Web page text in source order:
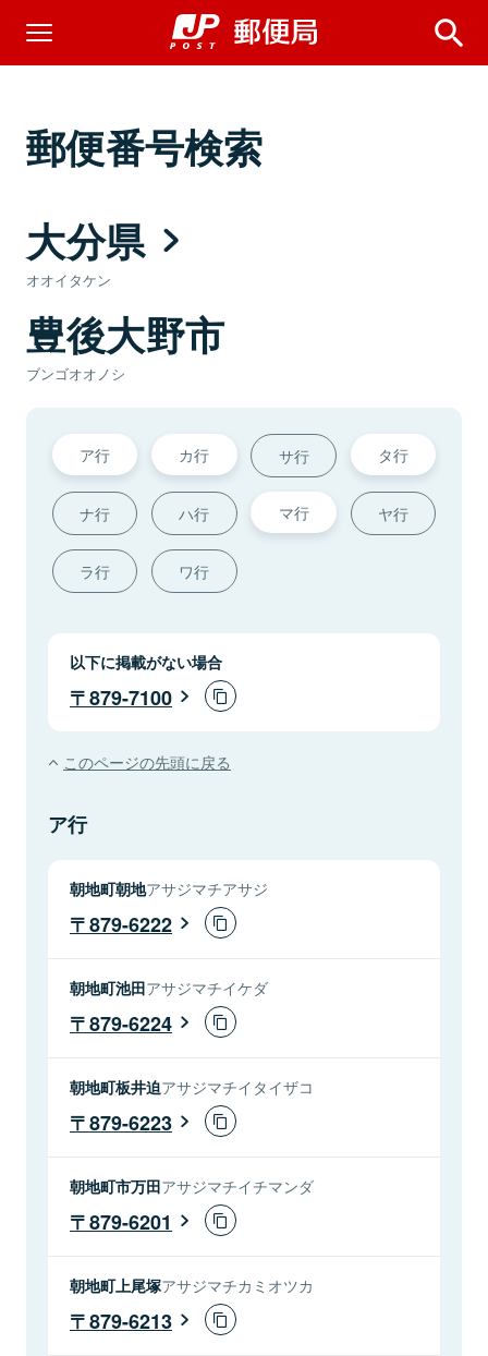
郵便番号検索
大分県
オオイタケン
豊後大野市
ブンゴオオノシ
ア行 カ行 サ行 タ行
ナ行 ハ行 マ行 ヤ行
ラ行 ワ行
以下に掲載がない場合
879-7100
このページの先頭に戻る
ア行
朝地町朝地アサジマチアサジ
879-6222
朝地町池田アサジマチイケダ
879-6224
朝地町板井迫アサジマチイタイザコ
879-6223
朝地町市万田アサジマチイチマンダ
879-6201
朝地町上尾塚アサジマチカミオツカ
879-6213